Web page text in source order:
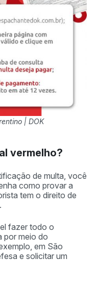
| DOK
vermelho?
de multa, você
como provar a
tem o direito de
fazer todo o
por meio do
em São
e solicitar um